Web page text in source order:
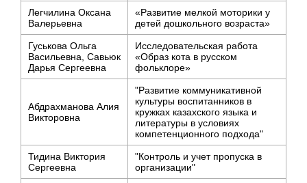
Легчилина Оксана
Валерьевна
«Развитие мелкой моторики у
детей дошкольного возраста»
Гуськова Ольга
Васильевна, Савьюк
Дарья Сергеевна
Исследовательская работа
«Образ кота в русском
фольклоре»
Абдрахманова Алия
Викторовна
"Развитие коммуникативной
культуры воспитанников в
кружках казахского языка и
литературы в условиях
компетенционного подхода"
Тидина Виктория
Сергеевна
"Контроль и учет пропуска в
организации"